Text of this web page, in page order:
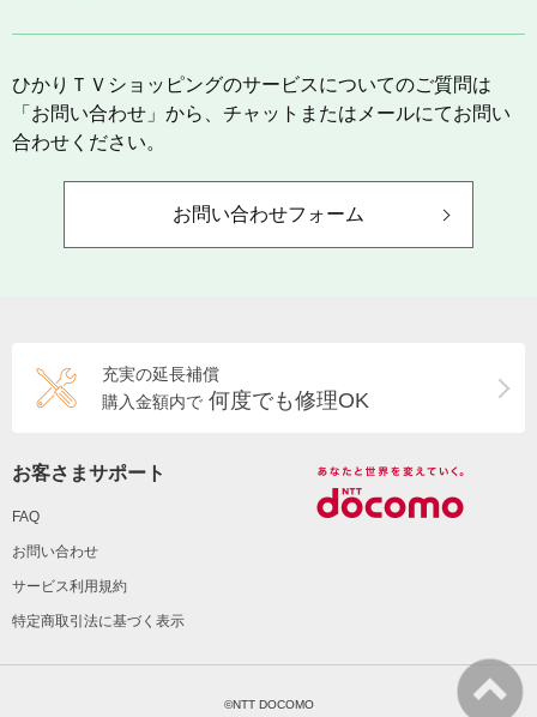
ひかりＴＶショッピングのサービスについてのご質問は
「お問い合わせ」から、チャットまたはメールにてお問い
合わせください。
お問い合わせフォーム
充実の延長補償
購入金額内で 何度でも修理OK
お客さまサポート
FAQ
お問い合わせ
サービス利用規約
特定商取引法に基づく表示
©NTT DOCOMO